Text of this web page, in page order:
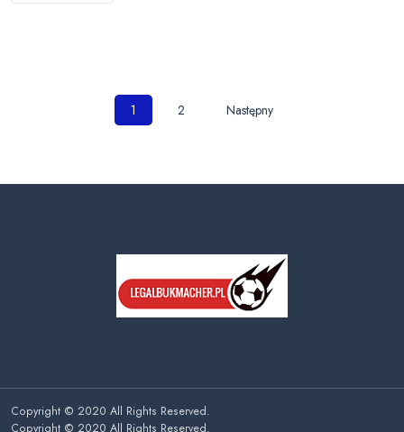
Nawigacja
1 2 Następny
Copyright © 2020 All Rights Reserved.
Copyright © 2020 All Rights Reserved.